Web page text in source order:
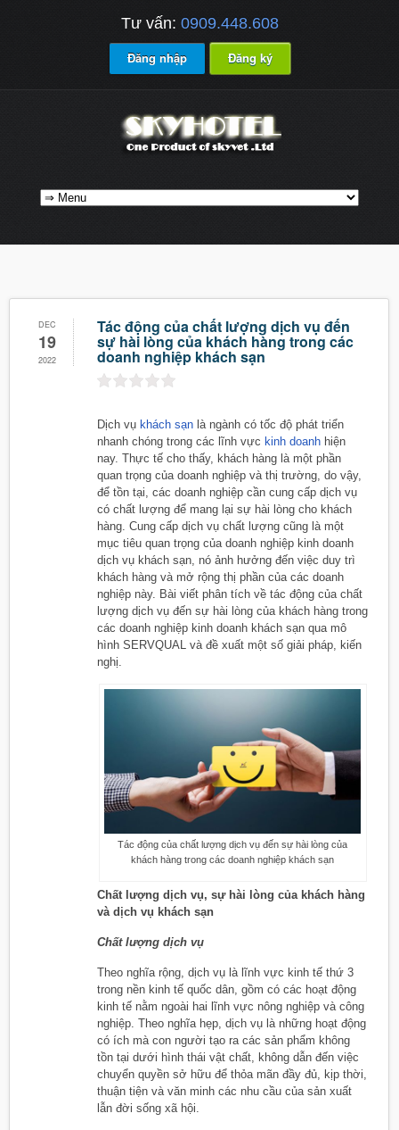
Tư vấn: 0909.448.608
Đăng nhập Đăng ký
DEC
19
2022
Tác động của chất lượng dịch vụ đến
sự hài lòng của khách hàng trong các
doanh nghiệp khách sạn
Dịch vụ khách sạn là ngành có tốc độ phát triển
nhanh chóng trong các lĩnh vực kinh doanh hiện
nay. Thực tế cho thấy, khách hàng là một phần
quan trọng của doanh nghiệp và thị trường, do vậy,
để tồn tại, các doanh nghiệp cần cung cấp dịch vụ
có chất lượng để mang lại sự hài lòng cho khách
hàng. Cung cấp dịch vụ chất lượng cũng là một
mục tiêu quan trọng của doanh nghiệp kinh doanh
dịch vụ khách sạn, nó ảnh hưởng đến việc duy trì
khách hàng và mở rộng thị phần của các doanh
nghiệp này. Bài viết phân tích về tác động của chất
lượng dịch vụ đến sự hài lòng của khách hàng trong
các doanh nghiệp kinh doanh khách sạn qua mô
hình SERVQUAL và đề xuất một số giải pháp, kiến
nghị.
Tác động của chất lượng dịch vụ đến sự hài lòng của
khách hàng trong các doanh nghiệp khách sạn
Chất lượng dịch vụ, sự hài lòng của khách hàng
và dịch vụ khách sạn
Chất lượng dịch vụ
Theo nghĩa rộng, dịch vụ là lĩnh vực kinh tế thứ 3
trong nền kinh tế quốc dân, gồm có các hoạt động
kinh tế nằm ngoài hai lĩnh vực nông nghiệp và công
nghiệp. Theo nghĩa hẹp, dịch vụ là những hoạt động
có ích mà con người tạo ra các sản phẩm không
tồn tại dưới hình thái vật chất, không dẫn đến việc
chuyển quyền sở hữu để thỏa mãn đầy đủ, kịp thời,
thuận tiện và văn minh các nhu cầu của sản xuất
lẫn đời sống xã hội.